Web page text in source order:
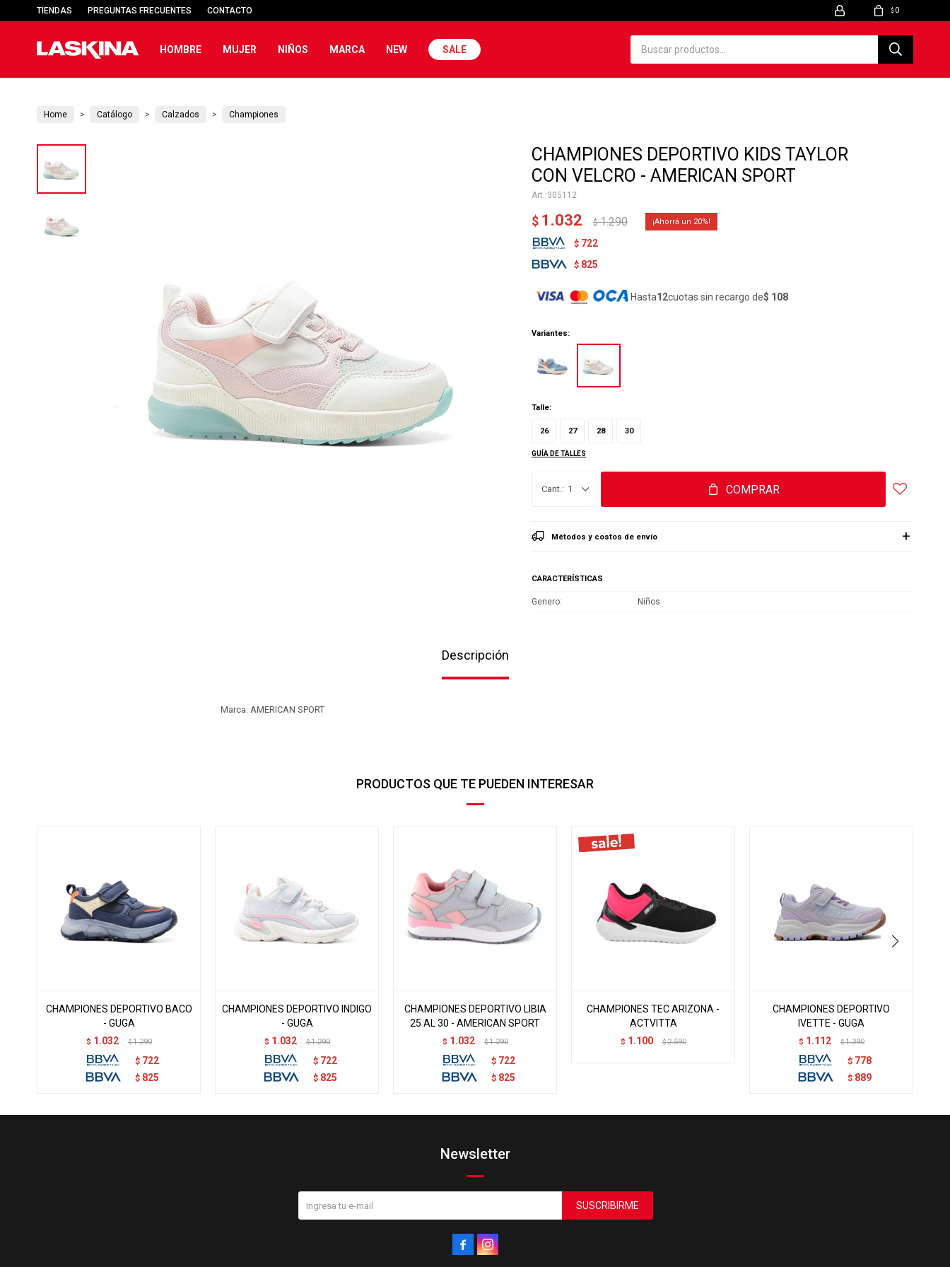
HOMBRE MUJER NIÑOS MARCA NEW SALE
$ 0
TIENDAS PREGUNTAS FRECUENTES CONTACTO
Home Catálogo Calzados Championes
CHAMPIONES DEPORTIVO KIDS TAYLOR
CON VELCRO - AMERICAN SPORT
305112
$ 1.032 $ 1.290 20
$ 722
$ 825
Hasta12cuotas sin recargo de$ 108
Variantes:
Talle:
26 27 28 30
GUÍA DE TALLES
1 COMPRAR
Métodos y costos de envío
CARACTERÍSTICAS
Genero Niños
Descripción
Marca: AMERICAN SPORT
PRODUCTOS QUE TE PUEDEN INTERESAR
CHAMPIONES DEPORTIVO BACO
- GUGA
$ 1.032 $ 1.290
$ 722
$ 825
CHAMPIONES DEPORTIVO INDIGO
- GUGA
$ 1.032 $ 1.290
$ 722
$ 825
CHAMPIONES DEPORTIVO LIBIA
25 AL 30 - AMERICAN SPORT
$ 1.032 $ 1.290
$ 722
$ 825
CHAMPIONES TEC ARIZONA -
ACTVITTA
$ 1.100 $ 2.590
CHAMPIONES DEPORTIVO
IVETTE - GUGA
$ 1.112 $ 1.390
$ 778
$ 889
Newsletter
SUSCRIBIRME
 